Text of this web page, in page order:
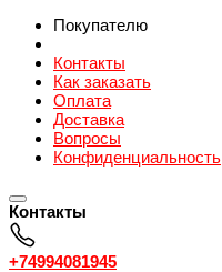
Покупателю
Контакты
Как заказать
Оплата
Доставка
Вопросы
Конфиденциальность
Контакты
+74994081945